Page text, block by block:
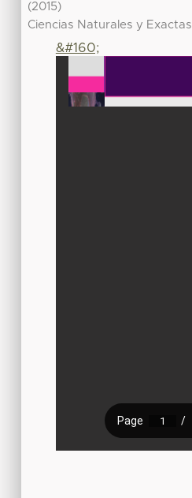
(2015)
Ciencias Naturales y Exactas
&#160;